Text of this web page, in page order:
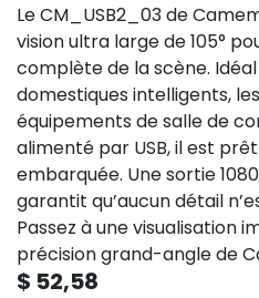
Le CM_USB2_03 de
vision ultra large de 105°
complète de la scène.
domestiques intelligents,
équipements de salle de
alimenté par USB, il est
embarquée. Une sortie
garantit qu’aucun détail
Passez à une visualisation
précision grand-angle de
$ 52,58